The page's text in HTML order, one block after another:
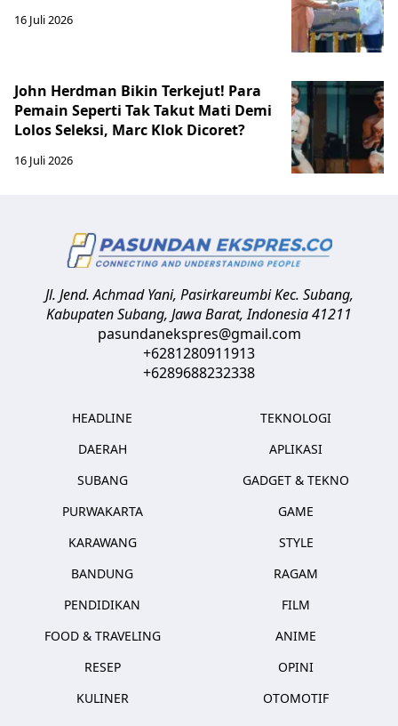
16 Juli 2026
John Herdman Bikin Terkejut! Para
Pemain Seperti Tak Takut Mati Demi
Lolos Seleksi, Marc Klok Dicoret?
16 Juli 2026
Jl. Jend. Achmad Yani, Pasirkareumbi Kec. Subang,
Kabupaten Subang, Jawa Barat,Indonesia41211
pasundanekspres@gmail.com
+6281280911913
+6289688232338
HEADLINE
DAERAH
SUBANG
PURWAKARTA
KARAWANG
BANDUNG
PENDIDIKAN
FOOD & TRAVELING
RESEP
KULINER
TEKNOLOGI
APLIKASI
GADGET & TEKNO
GAME
STYLE
RAGAM
FILM
ANIME
OPINI
OTOMOTIF